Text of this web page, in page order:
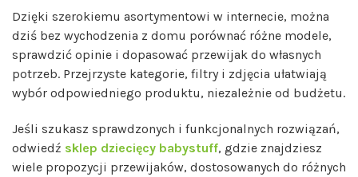
Dzięki szerokiemu asortymentowi w internecie, można
dziś bez wychodzenia z domu porównać różne modele,
sprawdzić opinie i dopasować przewijak do własnych
potrzeb. Przejrzyste kategorie, filtry i zdjęcia ułatwiają
wybór odpowiedniego produktu, niezależnie od budżetu.
Jeśli szukasz sprawdzonych i funkcjonalnych rozwiązań,
odwiedź sklep dziecięcy babystuff, gdzie znajdziesz
wiele propozycji przewijaków, dostosowanych do różnych